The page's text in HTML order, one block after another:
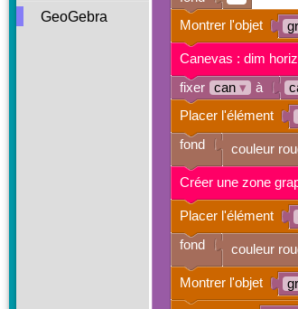
GeoGebra
couleur
couleur
Montrer l'objet
fond
Placer l'élément
Créer une zone
fond
Placer l'élément
fixer can ▾ à
Canevas : dim
Montrer l'objet